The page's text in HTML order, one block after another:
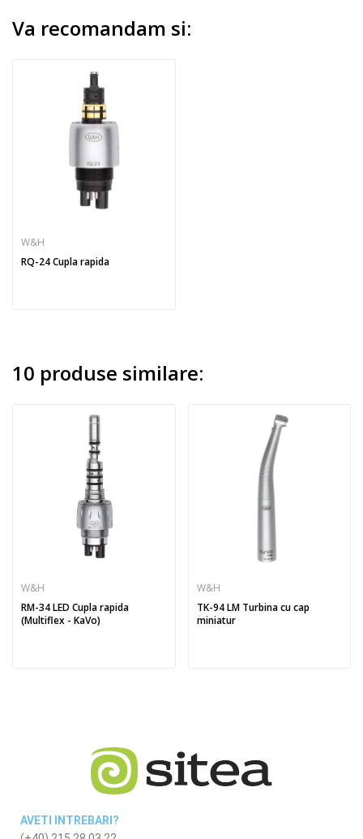
Va recomandam si:
W&H
RQ-24 Cupla rapida
10 produse similare:
W&H
RM-34 LED Cupla rapida
(Multiflex - KaVo)
W&H
TK-94 LM Turbina cu cap
miniatur
AVETI INTREBARI?